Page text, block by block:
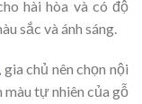
hài hòa và có độ
sắc và ánh sáng.
gia chủ nên chọn nội
màu tự nhiên của gỗ